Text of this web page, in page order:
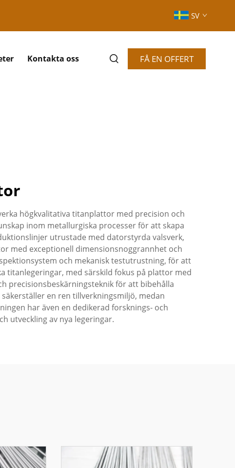
SV
Kontakta oss FÅ EN OFFERT
högkvalitativa titanplattor med precision och
inom metallurgiska processer för att skapa
utrustade med datorstyrda valsverk,
med exceptionell dimensionsnoggrannhet och
och mekanisk testutrustning, för att
titanlegeringar, med särskild fokus på plattor med
precisionsbeskärningsteknik för att bibehålla
en ren tillverkningsmiljö, medan
har även en dedikerad forsknings- och
utveckling av nya legeringar.